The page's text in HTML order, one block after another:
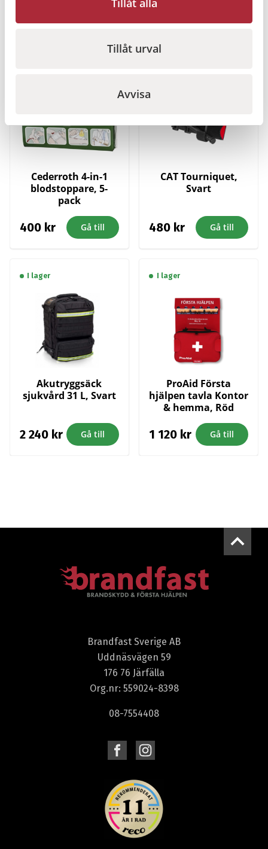
Tillåt alla
Tillåt urval
Avvisa
Cederroth 4-in-1
blodstoppare, 5-
pack
400 kr Gå till
CAT Tourniquet,
Svart
480 kr Gå till
I lager
Akutryggsäck
sjukvård 31 L, Svart
2 240 kr Gå till
I lager
ProAid Första
hjälpen tavla Kontor
& hemma, Röd
1 120 kr Gå till
Brandfast Sverige AB
Uddnäsvägen 59
176 76 Järfälla
Org.nr: 559024-8398
08-7554408